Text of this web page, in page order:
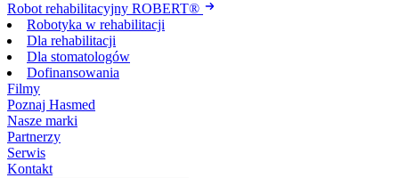
Robot rehabilitacyjny ROBERT®
Robotyka w rehabilitacji
Dla rehabilitacji
Dla stomatologów
Dofinansowania
Filmy
Poznaj Hasmed
Nasze marki
Partnerzy
Serwis
Kontakt